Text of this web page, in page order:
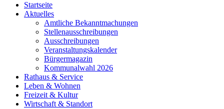
Startseite
Aktuelles
Amtliche Bekanntmachungen
Stellenausschreibungen
Ausschreibungen
Veranstaltungskalender
Bürgermagazin
Kommunalwahl 2026
Rathaus & Service
Leben & Wohnen
Freizeit & Kultur
Wirtschaft & Standort